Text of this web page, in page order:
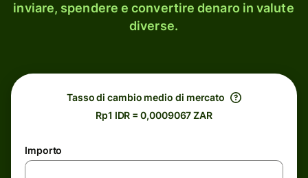
inviare, spendere e convertire denaro in valute
diverse.
Tasso di cambio medio di mercato
Rp1 IDR = 0,0009067 ZAR
Importo